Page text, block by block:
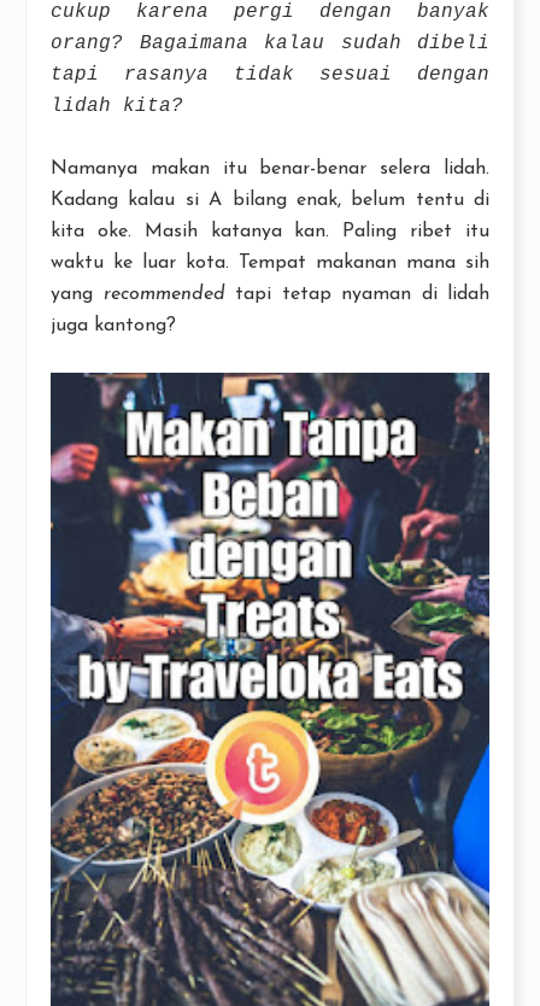
cukup karena pergi dengan banyak
orang? Bagaimana kalau sudah dibeli
tapi rasanya tidak sesuai dengan
lidah kita?
Namanya makan itu benar-benar selera lidah.
Kadang kalau si A bilang enak, belum tentu di
kita oke. Masih katanya kan. Paling ribet itu
waktu ke luar kota. Tempat makanan mana sih
yang recommended tapi tetap nyaman di lidah
juga kantong?